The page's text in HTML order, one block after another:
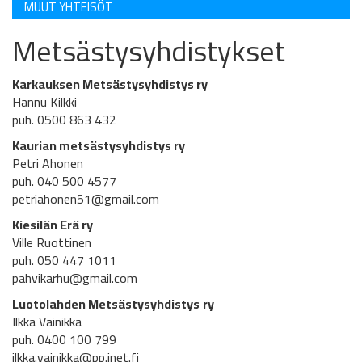
MUUT YHTEISÖT
Metsästysyhdistykset
Karkauksen Metsästysyhdistys ry
Hannu Kilkki
puh. 0500 863 432
Kaurian metsästysyhdistys ry
Petri Ahonen
puh. 040 500 4577
petriahonen51@gmail.com
Kiesilän Erä ry
Ville Ruottinen
puh. 050 447 1011
pahvikarhu@gmail.com
Luotolahden Metsästysyhdistys ry
Ilkka Vainikka
puh. 0400 100 799